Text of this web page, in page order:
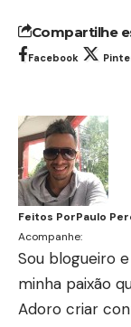
Compartilhe
Facebook
Feitos PorPaulo
Acompanhe:
Sou blogueiro
minha paixão
Adoro criar